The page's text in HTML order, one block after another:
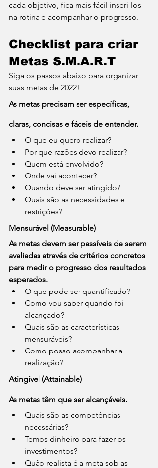
cada objetivo, fica mais fácil inseri-los
na rotina e acompanhar o progresso.
Checklist para criar
Metas S.M.A.R.T
Siga os passos abaixo para organizar
suas metas de 2022!
As metas precisam ser específicas,
claras, concisas e fáceis de entender.
O que eu quero realizar?
Por que razões devo realizar?
Quem está envolvido?
Onde vai acontecer?
Quando deve ser atingido?
Quais são as necessidades e
restrições?
Mensurável (Measurable)
As metas devem ser passíveis de serem
avaliadas através de critérios concretos
para medir o progresso dos resultados
esperados.
O que pode ser quantificado?
Como vou saber quando foi
alcançado?
Quais são as características
mensuráveis?
Como posso acompanhar a
realização?
Atingível (Attainable)
As metas têm que ser alcançáveis.
Quais são as competências
necessárias?
Temos dinheiro para fazer os
investimentos?
Quão realista é a meta sob as